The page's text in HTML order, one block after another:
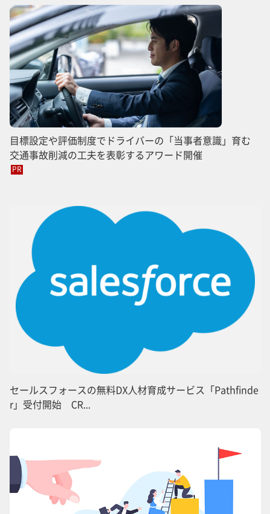
目標設定や評価制度でドライバーの「当事者意識」育む
交通事故削減の工夫を表彰するアワード開催
PR
セールスフォースの無料DX人材育成サービス「Pathfinde
r」受付開始 CR...